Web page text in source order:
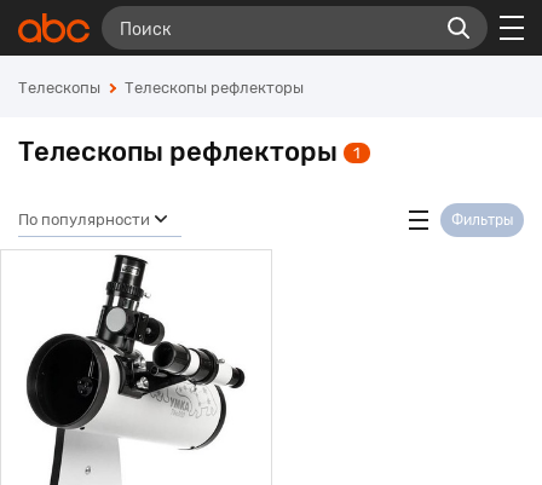
Телескопы Телескопы рефлекторы
Телескопы рефлекторы 1
По популярности Фильтры